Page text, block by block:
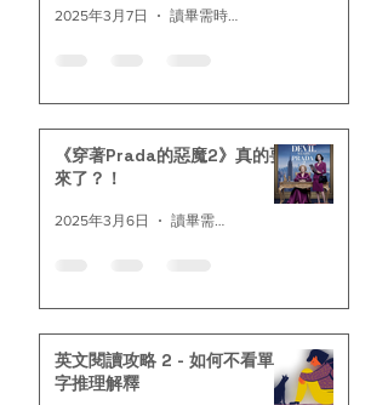
2025年3月7日
《穿著Prada的惡魔2》真的要
來了？！
2025年3月6日
英文閱讀攻略 2 - 如何不看單
字推理解釋